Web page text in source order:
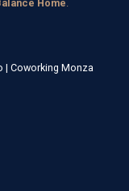
Home
| Coworking Monza